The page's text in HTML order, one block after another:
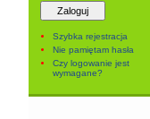
Szybka rejestracja
Nie pamiętam hasła
Czy logowanie jest
wymagane?